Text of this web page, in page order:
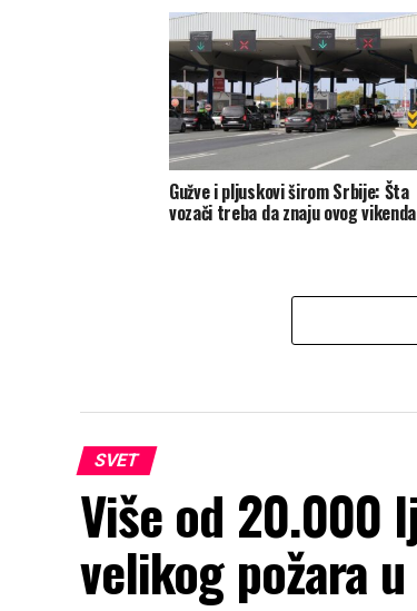
Gužve i pljuskovi širom Srbije: Šta
vozači treba da znaju ovog vikenda
SVET
Više od 20.000
velikog požara